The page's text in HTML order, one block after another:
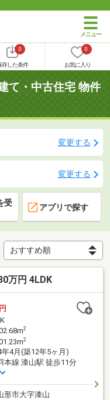
0
存した条件
0
お気に入り
て・中古住宅 物件
変更する
変更する
受
アプリで探す
万円 4LDK
2
2
年4月(築12年5ヶ月)
本線 漆山駅 徒歩11分
形市大字漆山